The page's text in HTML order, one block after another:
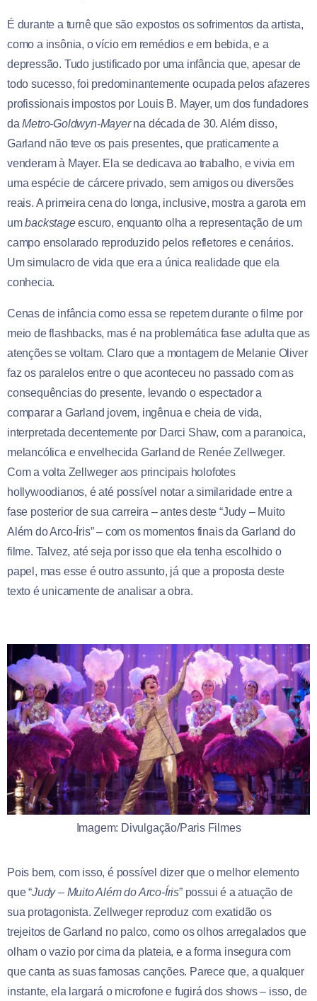
É durante a turnê que são expostos os sofrimentos da artista,
como a insônia, o vício em remédios e em bebida, e a
depressão. Tudo justificado por uma infância que, apesar de
todo sucesso, foi predominantemente ocupada pelos afazeres
profissionais impostos por Louis B. Mayer, um dos fundadores
daMetro-Goldwyn-Mayerna década de 30. Além disso,
Garland não teve os pais presentes, que praticamente a
venderam à Mayer. Ela se dedicava ao trabalho, e vivia em
uma espécie de cárcere privado, sem amigos ou diversões
reais. A primeira cena do longa, inclusive, mostra a garota em
umbackstageescuro, enquanto olha a representação de um
campo ensolarado reproduzido pelos refletores e cenários.
Um simulacro de vida que era a única realidade que ela
conhecia.
Cenas de infância como essa se repetem durante o filme por
meio de flashbacks, mas é na problemática fase adulta que as
atenções se voltam. Claro que a montagem de Melanie Oliver
faz os paralelos entre o que aconteceu no passado com as
consequências do presente, levando o espectador a
comparar a Garland jovem, ingênua e cheia de vida,
interpretada decentemente por Darci Shaw, com a paranoica,
melancólica e envelhecida Garland de Renée Zellweger.
Com a volta Zellweger aos principais holofotes
hollywoodianos, é até possível notar a similaridade entre a
fase posterior de sua carreira – antes deste “Judy – Muito
Além do Arco-Íris” – com os momentos finais da Garland do
filme. Talvez, até seja por isso que ela tenha escolhido o
papel, mas esse é outro assunto, já que a proposta deste
texto é unicamente de analisar a obra.
Imagem: Divulgação/Paris Filmes
Pois bem, com isso, é possível dizer que o melhor elemento
que “Judy – Muito Além do Arco-Íris” possui é a atuação de
sua protagonista. Zellweger reproduz com exatidão os
trejeitos de Garland no palco, como os olhos arregalados que
olham o vazio por cima da plateia, e a forma insegura com
que canta as suas famosas canções. Parece que, a qualquer
instante, ela largará o microfone e fugirá dos shows – isso, de